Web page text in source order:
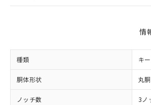
情
種類 キ
胴体形状 丸
ノッチ数 3ノ